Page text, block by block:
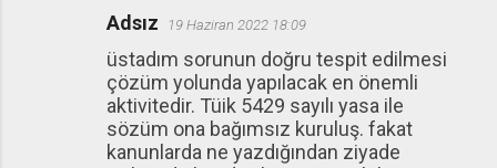
Adsız 19 Haziran 2022 18:09
üstadım sorunun doğru tespit edilmesi
çözüm yolunda yapılacak en önemli
aktivitedir. Tüik 5429 sayılı yasa ile
sözüm ona bağımsız kuruluş. fakat
kanunlarda ne yazdığından ziyade